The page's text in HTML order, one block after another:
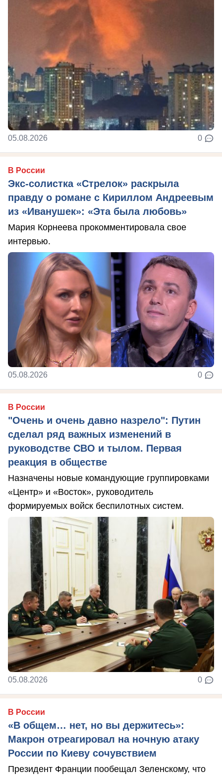
05.08.2026 0
В России
Экс-солистка «Стрелок» раскрыла
правду о романе с Кириллом Андреевым
из «Иванушек»: «Эта была любовь»
Мария Корнеева прокомментировала свое
интервью.
05.08.2026 0
В России
"Очень и очень давно назрело": Путин
сделал ряд важных изменений в
руководстве СВО и тылом. Первая
реакция в обществе
Назначены новые командующие группировками
«Центр» и «Восток», руководитель
формируемых войск беспилотных систем.
05.08.2026 0
В России
«В общем… нет, но вы держитесь»:
Макрон отреагировал на ночную атаку
России по Киеву сочувствием
Президент Франции пообещал Зеленскому, что